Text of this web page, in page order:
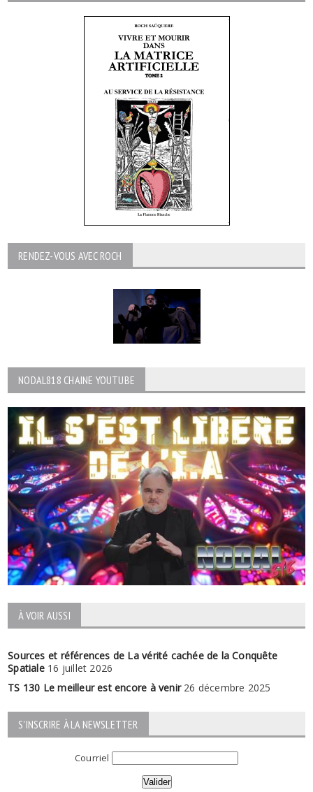
RENDEZ-VOUS AVEC ROCH
NODAL818 CHAINE YOUTUBE
À VOIR AUSSI
Sources et références de La vérité cachée de la Conquête
Spatiale 16 juillet 2026
TS 130 Le meilleur est encore à venir 26 décembre 2025
S'INSCRIRE À LA NEWSLETTER
Courriel